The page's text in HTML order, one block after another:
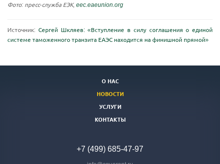
Фото: пресс-служба ЕЭК, eec.eaeunion.org
Источник: Сергей Шкляев: «Вступление в силу соглашения о единой
системе таможенного транзита ЕАЭС находится на финишной прямой»
О НАС
НОВОСТИ
УСЛУГИ
КОНТАКТЫ
+7 (499) 685-47-97